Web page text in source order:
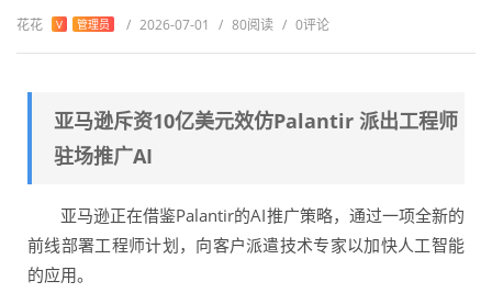
花花 V 管理员 / 2026-07-01 / 80阅读 / 0评论
亚马逊斥资10亿美元效仿Palantir 派出工程师
驻场推广AI
亚马逊正在借鉴Palantir的AI推广策略，通过一项全新的
前线部署工程师计划，向客户派遣技术专家以加快人工智能
的应用。